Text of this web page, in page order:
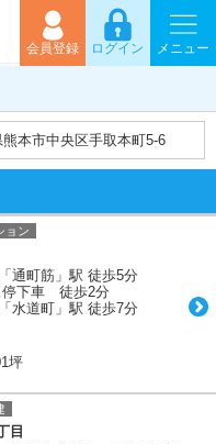
会員登録 ログイン メニュー
熊本市中央区手取本町5-6
ョン
通町筋」駅 徒歩5分
停下車 徒歩2分
水道町」駅 徒歩7分
坪
目